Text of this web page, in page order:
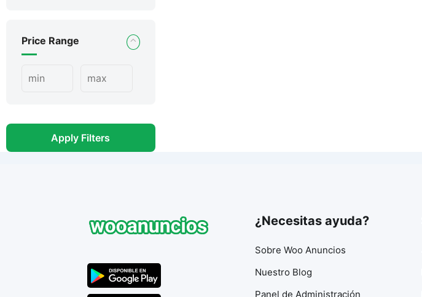
Price Range
Apply Filters
¿Necesitas ayuda?
Sobre Woo Anuncios
Nuestro Blog
Panel de Administración